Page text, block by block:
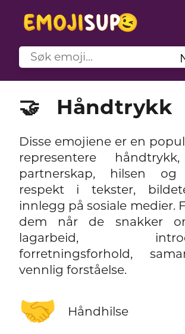
🤝 Håndtrykk
Disse emojiene er en
representere
partnerskap, hilsen og
respekt i tekster,
innlegg på sosiale medier.
dem når de snakker
lagarbeid,
forretningsforhold,
vennlig forståelse.
🤝 Håndhilse